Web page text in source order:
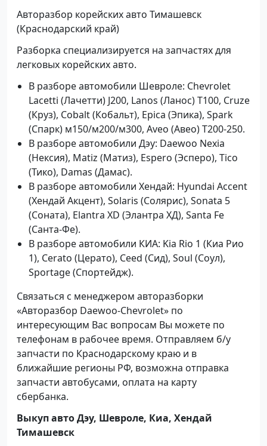
Авторазбор корейских авто Тимашевск
(Краснодарский край)
Разборка специализируется на запчастях для
легковых корейских авто.
В разборе автомобили Шевроле: Chevrolet
Lacetti (Лачетти) J200, Lanos (Ланос) T100, Cruze
(Круз), Cobalt (Кобальт), Epica (Эпика), Spark
(Спарк) м150/м200/м300, Aveo (Авео) Т200-250.
В разборе автомобили Дэу: Daewoo Nexia
(Нексия), Matiz (Матиз), Espero (Эсперо), Tico
(Тико), Damas (Дамас).
В разборе автомобили Хендай: Hyundai Accent
(Хендай Акцент), Solaris (Солярис), Sonata 5
(Соната), Elantra XD (Элантра ХД), Santa Fe
(Санта-Фе).
В разборе автомобили КИА: Kia Rio 1 (Киа Рио
1), Cerato (Церато), Ceed (Сид), Soul (Соул),
Sportage (Спортейдж).
Связаться с менеджером авторазборки
«Авторазбор Daewoo-Chevrolet» по
интересующим Вас вопросам Вы можете по
телефонам в рабочее время. Отправляем б/у
запчасти по Краснодарскому краю и в
ближайшие регионы РФ, возможна отправка
запчасти автобусами, оплата на карту
сбербанка.
Выкуп авто Дэу, Шевроле, Киа, Хендай
Тимашевск